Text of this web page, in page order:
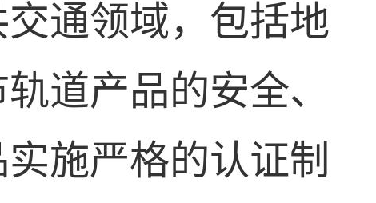
通领域，包括地
道产品的安全、
施严格的认证制